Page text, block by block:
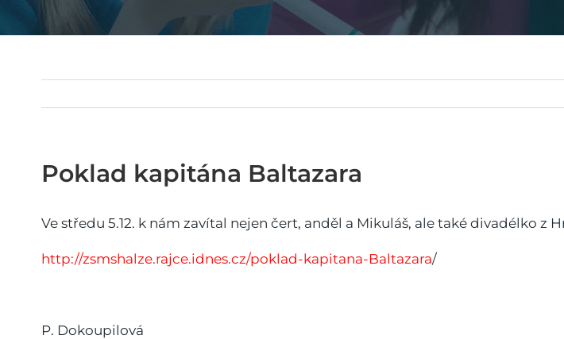
Poklad kapitána Baltazara
Ve středu 5.12. k nám zavítal nejen čert, anděl a Mikuláš, ale také divadélko z
http://zsmshalze.rajce.idnes.cz/poklad-kapitana-Baltazara/
P. Dokoupilová